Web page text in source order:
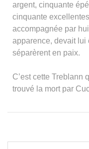
argent, cinquante
cinquante
accompagnée par
apparence, devait lui
séparèrent en paix.
C’est cette Treblann
trouvé la mort par